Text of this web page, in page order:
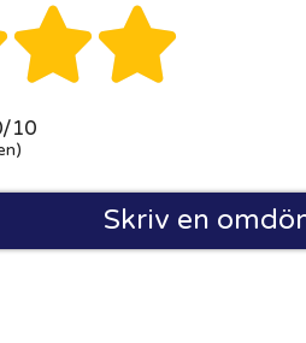

10
Skriv en